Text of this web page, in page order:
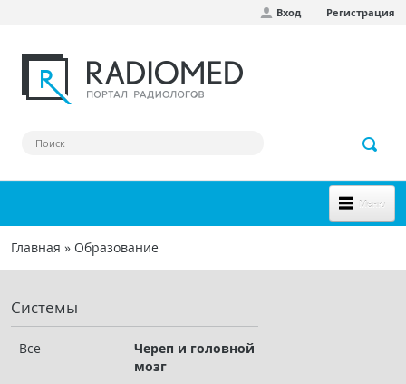
Вход Регистрация
Меню
НОВОЕ НА САЙТЕ
СООБЩЕСТВО
Клинические наблюдения
Вы здесь
Главная » Образование
Системы
- Все -
Череп и головной
мозг